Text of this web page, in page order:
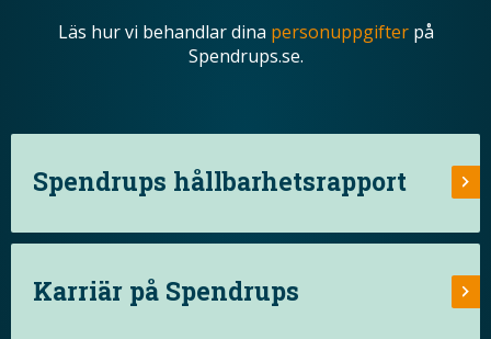
Läs hur vi behandlar dina personuppgifterpå
Spendrups.se.
Spendrups hållbarhetsrapport
Karriär på Spendrups